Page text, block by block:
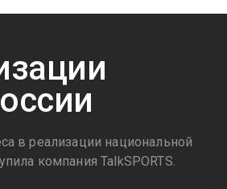
в реализации национальной
компания TalkSPORTS.